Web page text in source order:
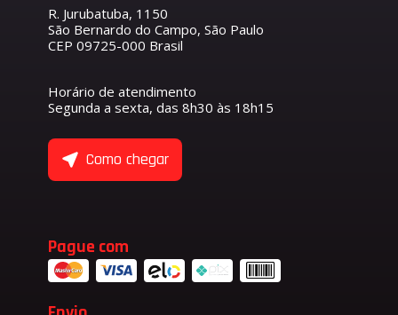
R. Jurubatuba, 1150
São Bernardo do Campo, São Paulo
CEP 09725-000 Brasil
Horário de atendimento
Segunda a sexta, das 8h30 às 18h15
Como chegar
Pague com